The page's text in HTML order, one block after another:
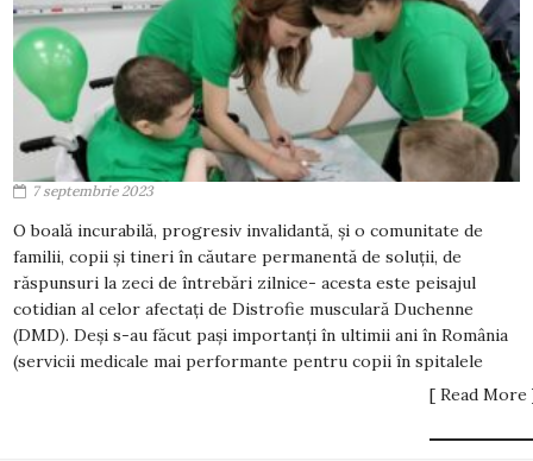
7 septembrie 2023
O boală incurabilă, progresiv invalidantă, și o comunitate de
familii, copii și tineri în căutare permanentă de soluții, de
răspunsuri la zeci de întrebări zilnice- acesta este peisajul
cotidian al celor afectați de Distrofie musculară Duchenne
(DMD). Deși s-au făcut pași importanți în ultimii ani în România
(servicii medicale mai performante pentru copii în spitalele
[ Read More